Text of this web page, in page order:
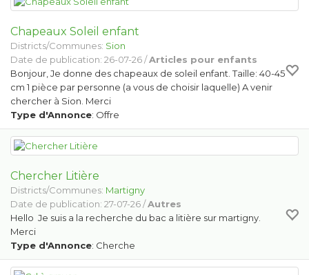
Chapeaux Soleil enfant
Districts/Communes: Sion
Date de publication: 26-07-26 /Articles pour enfants
Bonjour, Je donne des chapeaux de soleil enfant. Taille: 40-45
cm 1 pièce par personne (a vous de choisir laquelle) A venir
chercher à Sion. Merci
Type d'Annonce: Offre
Chercher Litière
Districts/Communes: Martigny
Date de publication: 27-07-26 /Autres
Hello Je suis a la recherche du bac a litière sur martigny.
Merci
Type d'Annonce: Cherche